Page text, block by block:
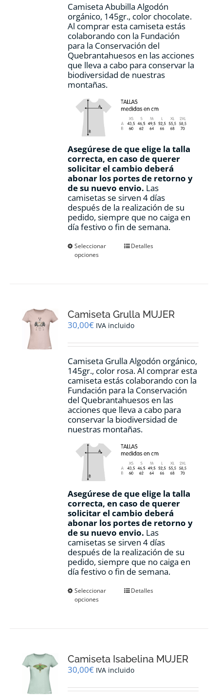
página
de
producto
Camiseta Abubilla Algodón
orgánico, 145gr., color chocolate.
Al comprar esta camiseta estás
colaborando con la Fundación
para la Conservación del
Quebrantahuesos en las acciones
que lleva a cabo para conservar la
biodiversidad de nuestras
montañas.
Asegúrese de que elige la talla
correcta, en caso de querer
solicitar el cambio deberá
abonar los portes de retorno y
de su nuevo envio. Las
camisetas se sirven 4 días
después de la realización de su
pedido, siempre que no caiga en
día festivo o fin de semana.
Seleccionar
opciones
Este
se
pueden
en
página
de
producto
Detalles
Camiseta Grulla MUJER
30,00€ IVA incluido
Camiseta Grulla Algodón orgánico,
145gr., color rosa. Al comprar esta
camiseta estás colaborando con la
Fundación para la Conservación
del Quebrantahuesos en las
acciones que lleva a cabo para
conservar la biodiversidad de
nuestras montañas.
Asegúrese de que elige la talla
correcta, en caso de querer
solicitar el cambio deberá
abonar los portes de retorno y
de su nuevo envio. Las
camisetas se sirven 4 días
después de la realización de su
pedido, siempre que no caiga en
día festivo o fin de semana.
Seleccionar
opciones
Este
se
pueden
en
Detalles
Camiseta Isabelina MUJER
30,00€ IVA incluido